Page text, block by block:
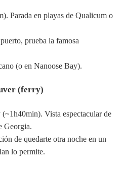
Parada en playas de Qualicum o
prueba la famosa
(o en Nanoose Bay).
(ferry)
Vista espectacular de
Georgia.
de quedarte otra noche en un
lo permite.